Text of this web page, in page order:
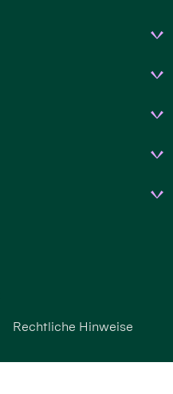
Rechtliche Hinweise